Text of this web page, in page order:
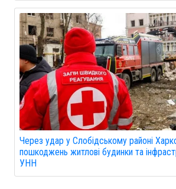
Через удар у Слобідському районі
пошкоджень житлові будинки та
УНН